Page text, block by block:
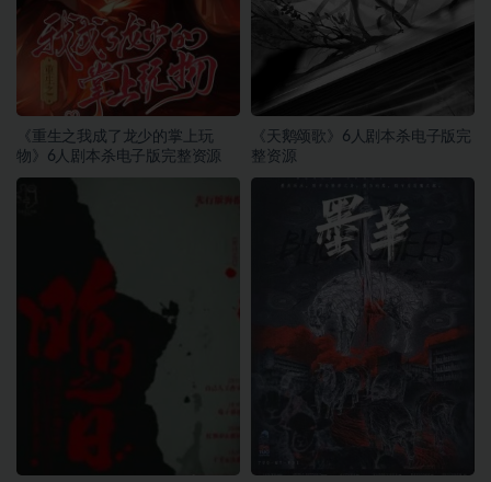
《重生之我成了龙少的掌上玩
物》6人剧本杀电子版完整资源
《天鹅颂歌》6人剧本杀电子版完
整资源